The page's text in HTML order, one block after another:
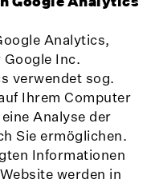
Analytics,
Google Inc.
verwendet sog.
Ihrem Computer
Analyse der
Sie ermöglichen.
Informationen
werden in